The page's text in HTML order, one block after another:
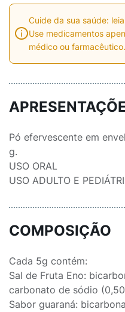
Cuide da sua saúde:
Use medicamentos
médico ou farmacêutico.
Pó efervescente em
g.
USO ORAL
USO ADULTO E
COMPOSIÇÃO
Cada 5g contém:
Sal de Fruta Eno:
carbonato de sódio
Sabor guaraná: